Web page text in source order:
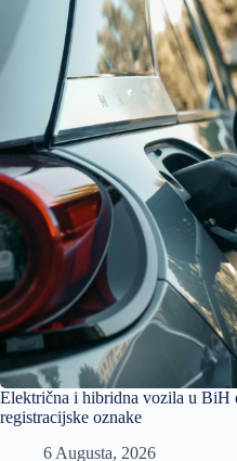
Električna i hibridna vozila u BiH
registracijske oznake
6 Augusta, 2026